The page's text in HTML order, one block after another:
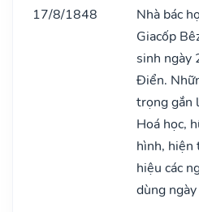
17/8/1848
Nhà bác
Giacốp
sinh
Điển.
trọng gắn
Hoá học,
hình, hiện
hiệu các
dùng